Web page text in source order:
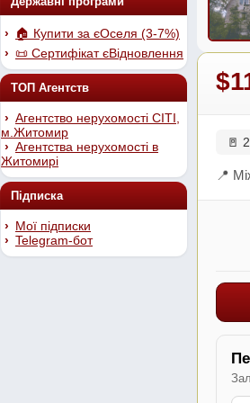
🏠 Купити за єОселя (3-7%)
📜 Сертифікат єВідновлення
ТОП Агентств
Агентство нерухомості СІТІ,
м.Житомир
Агентства нерухомості в
Житомирі
Підписка
Мої підписки
Telegram-бот
🚪
📍